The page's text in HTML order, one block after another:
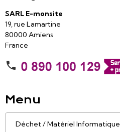
SARL E-monsite
19, rue Lamartine
80000 Amiens
France
Menu
Déchet / Matériel Informatique